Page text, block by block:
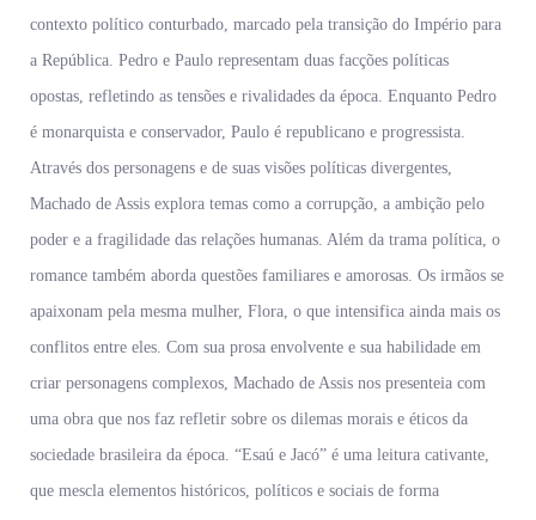
contexto político conturbado, marcado pela transição do Império para
a República. Pedro e Paulo representam duas facções políticas
opostas, refletindo as tensões e rivalidades da época. Enquanto Pedro
é monarquista e conservador, Paulo é republicano e progressista.
Através dos personagens e de suas visões políticas divergentes,
Machado de Assis explora temas como a corrupção, a ambição pelo
poder e a fragilidade das relações humanas. Além da trama política, o
romance também aborda questões familiares e amorosas. Os irmãos se
apaixonam pela mesma mulher, Flora, o que intensifica ainda mais os
conflitos entre eles. Com sua prosa envolvente e sua habilidade em
criar personagens complexos, Machado de Assis nos presenteia com
uma obra que nos faz refletir sobre os dilemas morais e éticos da
sociedade brasileira da época. “Esaú e Jacó” é uma leitura cativante,
que mescla elementos históricos, políticos e sociais de forma